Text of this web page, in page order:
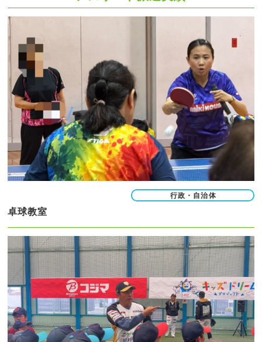
行政・自治体
卓球教室